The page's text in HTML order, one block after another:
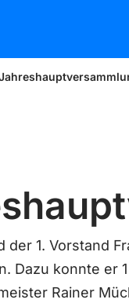
der 1. Vorstand
Dazu konnte er
Rainer